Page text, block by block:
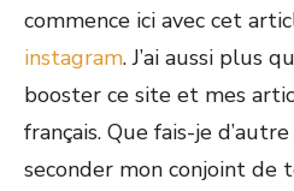
commence ici avec cet
instagram. J’ai aussi plus
booster ce site et mes
français. Que fais-je d’autre
seconder mon conjoint de